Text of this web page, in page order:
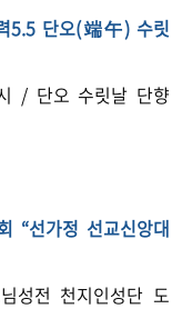
5.5 단오(端午) 수릿
/ 단오 수릿날 단향
“선가정 선교신앙대
성전 천지인성단 도